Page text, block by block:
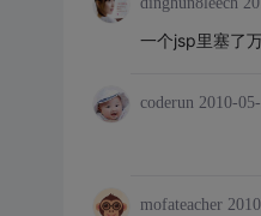
一个jsp里塞了
coderun 2010-
mofateacher